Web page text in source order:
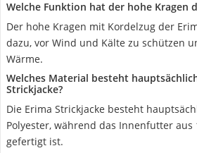
Welche Funktion hat der hohe Kragen
Der hohe Kragen mit Kordelzug der
dazu, vor Wind und Kälte zu schützen
Wärme.
Welches Material besteht
Strickjacke?
Die Erima Strickjacke besteht
Polyester, während das Innenfutter aus
gefertigt ist.